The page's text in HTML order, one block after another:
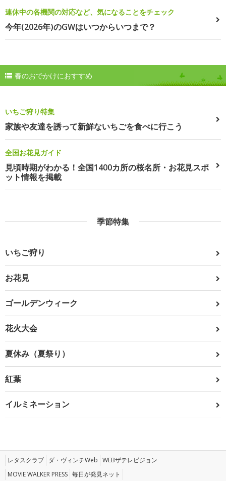
連休中の各機関の対応など、気になることをチェック
今年(2026年)のGWはいつからいつまで？
春のおでかけにおすすめ
いちご狩り特集
家族や友達を誘って新鮮ないちごを食べに行こう
全国お花見ガイド
見頃時期がわかる！全国1400カ所の桜名所・お花見スポ
ット情報を掲載
季節特集
いちご狩り
お花見
ゴールデンウィーク
花火大会
夏休み（夏祭り）
紅葉
イルミネーション
レタスクラブ ダ・ヴィンチWeb WEBザテレビジョン
MOVIE WALKER PRESS 毎日が発見ネット